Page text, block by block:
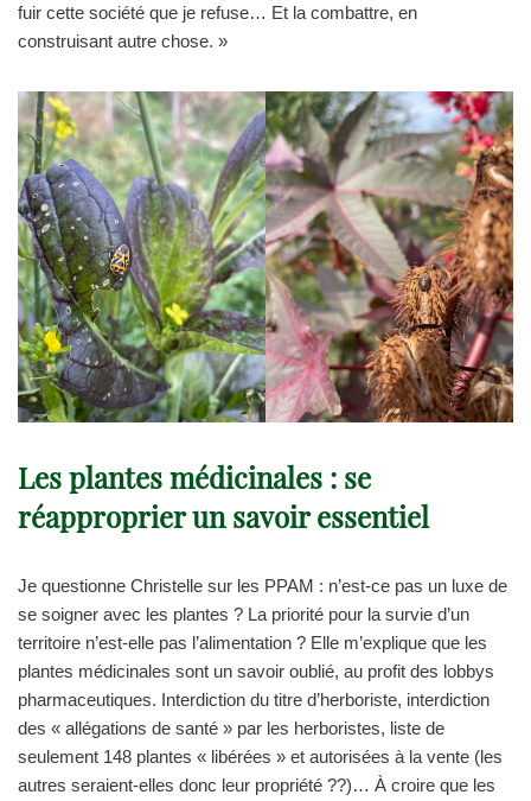
fuir cette société que je refuse… Et la combattre, en
construisant autre chose. »
Les plantes médicinales : se
réapproprier un savoir essentiel
Je questionne Christelle sur les PPAM : n’est-ce pas un luxe de
se soigner avec les plantes ? La priorité pour la survie d’un
territoire n’est-elle pas l’alimentation ? Elle m’explique que les
plantes médicinales sont un savoir oublié, au profit des lobbys
pharmaceutiques. Interdiction du titre d’herboriste, interdiction
des « allégations de santé » par les herboristes, liste de
seulement 148 plantes « libérées » et autorisées à la vente (les
autres seraient-elles donc leur propriété ??)… À croire que les